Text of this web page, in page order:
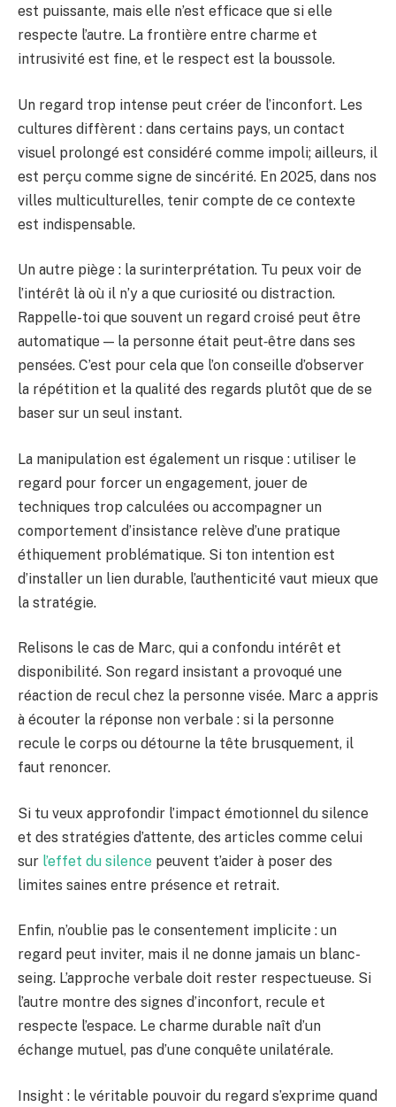
est puissante, mais elle n’est efficace que si elle
respecte l’autre. La frontière entre charme et
intrusivité est fine, et le respect est la boussole.
Un regard trop intense peut créer de l’inconfort. Les
cultures diffèrent : dans certains pays, un contact
visuel prolongé est considéré comme impoli; ailleurs, il
est perçu comme signe de sincérité. En 2025, dans nos
villes multiculturelles, tenir compte de ce contexte
est indispensable.
Un autre piège : la surinterprétation. Tu peux voir de
l’intérêt là où il n’y a que curiosité ou distraction.
Rappelle-toi que souvent un regard croisé peut être
automatique — la personne était peut‑être dans ses
pensées. C’est pour cela que l’on conseille d’observer
la répétition et la qualité des regards plutôt que de se
baser sur un seul instant.
La manipulation est également un risque : utiliser le
regard pour forcer un engagement, jouer de
techniques trop calculées ou accompagner un
comportement d’insistance relève d’une pratique
éthiquement problématique. Si ton intention est
d’installer un lien durable, l’authenticité vaut mieux que
la stratégie.
Relisons le cas de Marc, qui a confondu intérêt et
disponibilité. Son regard insistant a provoqué une
réaction de recul chez la personne visée. Marc a appris
à écouter la réponse non verbale : si la personne
recule le corps ou détourne la tête brusquement, il
faut renoncer.
Si tu veux approfondir l’impact émotionnel du silence
et des stratégies d’attente, des articles comme celui
sur l’effet du silence peuvent t’aider à poser des
limites saines entre présence et retrait.
Enfin, n’oublie pas le consentement implicite : un
regard peut inviter, mais il ne donne jamais un blanc-
seing. L’approche verbale doit rester respectueuse. Si
l’autre montre des signes d’inconfort, recule et
respecte l’espace. Le charme durable naît d’un
échange mutuel, pas d’une conquête unilatérale.
Insight : le véritable pouvoir du regard s’exprime quand